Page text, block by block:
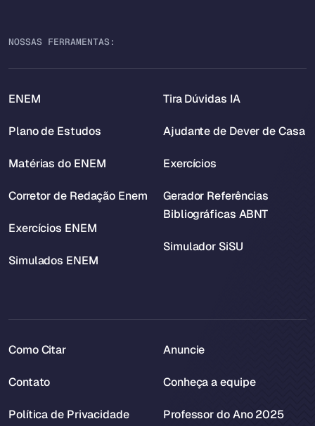
NOSSAS FERRAMENTAS:
ENEM
Plano de Estudos
Matérias do ENEM
Corretor de Redação Enem
Exercícios ENEM
Simulados ENEM
Tira Dúvidas IA
Ajudante de Dever de Casa
Exercícios
Gerador Referências
Bibliográficas ABNT
Simulador SiSU
Como Citar
Contato
Política de Privacidade
Anuncie
Conheça a equipe
Professor do Ano 2025